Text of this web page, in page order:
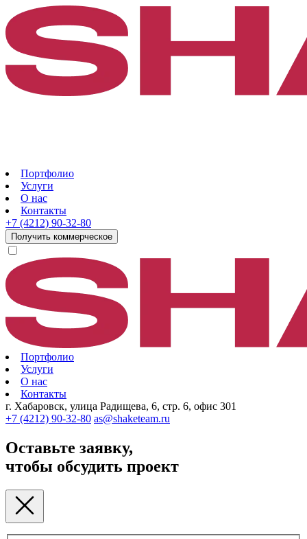
Портфолио
Услуги
О нас
Контакты
+7 (4212) 90-32-80
Получить коммерческое
Портфолио
Услуги
О нас
Контакты
г. Хабаровск, улица Радищева, 6, стр. 6, офис 301
+7 (4212) 90-32-80 as@shaketeam.ru
Оставьте заявку,
чтобы обсудить проект